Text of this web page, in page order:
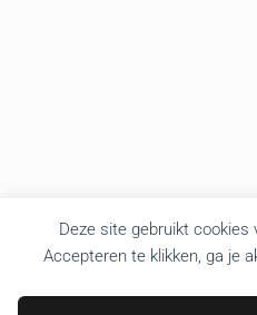
Deze site gebruikt cookies
Accepteren te klikken, ga je